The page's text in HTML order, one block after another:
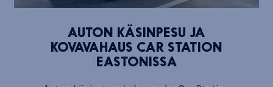
AUTON KÄSINPESU JA
KOVAVAHAUS CAR STATION
EASTONISSA